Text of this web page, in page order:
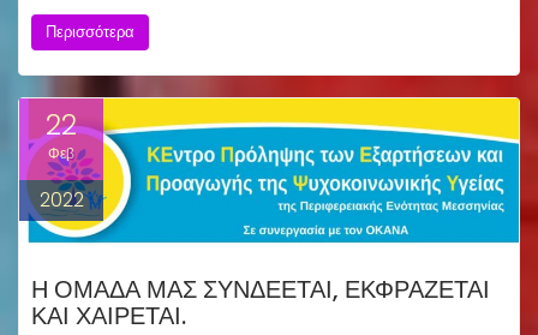
Περισσότερα
22
Φεβ
2022
Η ΟΜΆΔΑ ΜΑΣ ΣΥΝΔΈΕΤΑΙ, ΕΚΦΡΆΖΕΤΑΙ
ΚΑΙ ΧΑΊΡΕΤΑΙ.